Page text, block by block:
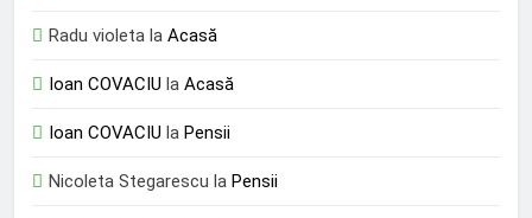
Radu violeta la Acasă
Ioan COVACIU la Acasă
Ioan COVACIU la Pensii
Nicoleta Stegarescu la Pensii